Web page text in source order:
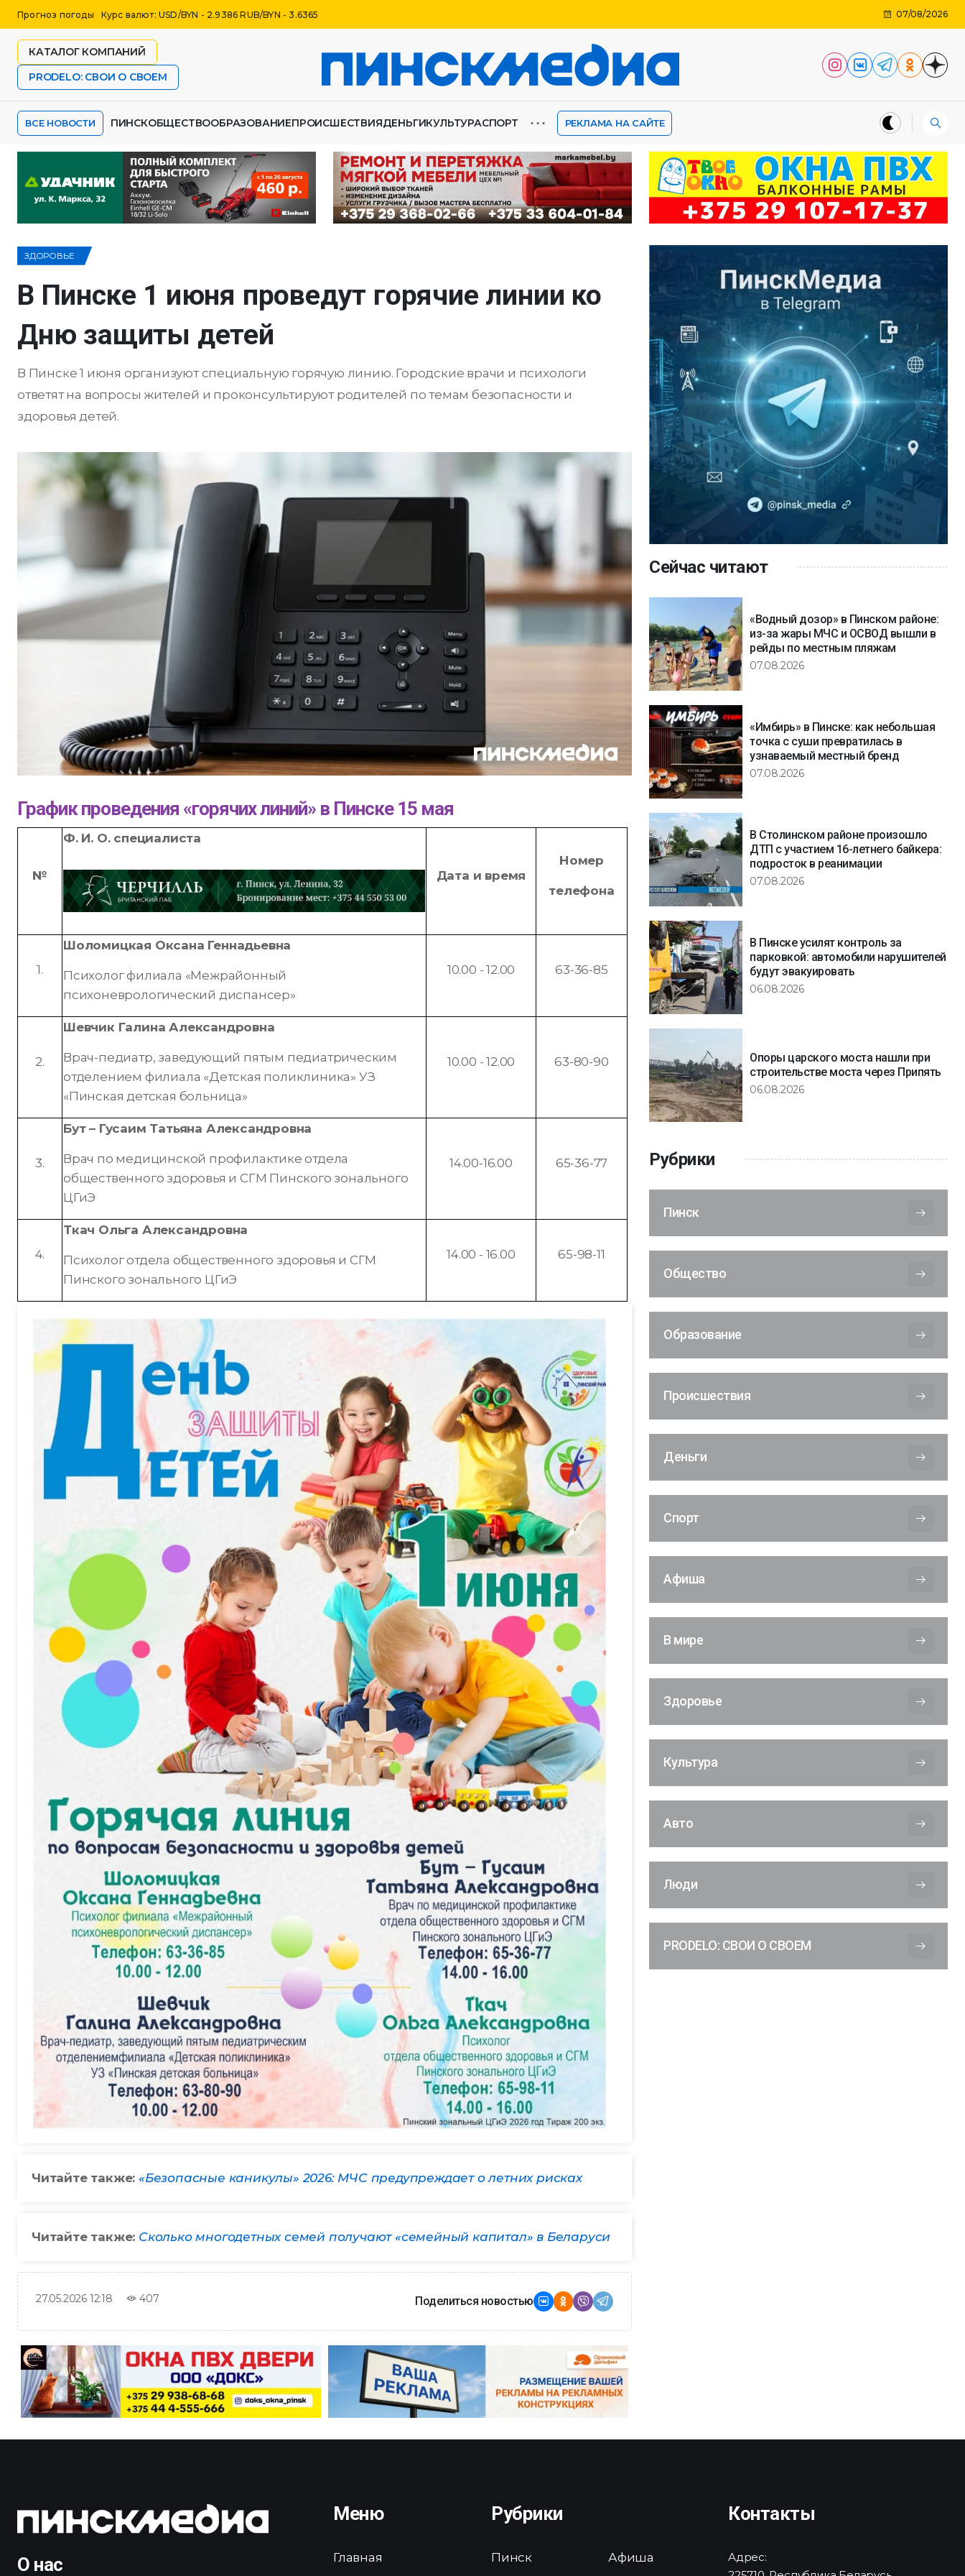
Прогноз погоды Курс валют: USD/BYN - 2.9386 RUB/BYN - 3.6365 07/08/2026
КАТАЛОГ КОМПАНИЙ
PRODELO: СВОИ О СВОЕМ
ВСЕ НОВОСТИ ПИНСКОБЩЕСТВООБРАЗОВАНИЕПРОИСШЕСТВИЯДЕНЬГИКУЛЬТУРАСПОРТ ⋯ РЕКЛАМА НА САЙТЕ
ЗДОРОВЬЕ
В Пинске 1 июня проведут горячие линии ко
Дню защиты детей
В Пинске 1 июня организуют специальную горячую линию. Городские врачи и психологи
ответят на вопросы жителей и проконсультируют родителей по темам безопасности и
здоровья детей.
График проведения «горячих линий» в Пинске 15 мая
№
Ф. И. О. специалиста
Дата и время
Номер
телефона
1.
Шоломицкая Оксана Геннадьевна
Психолог филиала «Межрайонный
психоневрологический диспансер»
10.00 - 12.00 63-36-85
2.
Шевчик Галина Александровна
Врач-педиатр, заведующий пятым педиатрическим
отделением филиала «Детская поликлиника» УЗ
«Пинская детская больница»
10.00 - 12.00 63-80-90
3.
Бут – Гусаим Татьяна Александровна
Врач по медицинской профилактике отдела
общественного здоровья и СГМ Пинского зонального
ЦГиЭ
14.00-16.00 65-36-77
4.
Ткач Ольга Александровна
Психолог отдела общественного здоровья и СГМ
Пинского зонального ЦГиЭ
14.00 - 16.00 65-98-11
Читайте также: «Безопасные каникулы» 2026: МЧС предупреждает о летних рисках
Читайте также: Сколько многодетных семей получают «семейный капитал» в Беларуси
27.05.2026 12:18 407 Поделиться новостью
Сейчас читают
«Водный дозор» в Пинском районе:
из-за жары МЧС и ОСВОД вышли в
рейды по местным пляжам
07.08.2026
«Имбирь» в Пинске: как небольшая
точка с суши превратилась в
узнаваемый местный бренд
07.08.2026
В Столинском районе произошло
ДТП с участием 16-летнего байкера:
подросток в реанимации
07.08.2026
В Пинске усилят контроль за
парковкой: автомобили нарушителей
будут эвакуировать
06.08.2026
Опоры царского моста нашли при
строительстве моста через Припять
06.08.2026
Рубрики
Пинск
Общество
Образование
Происшествия
Деньги
Спорт
Афиша
В мире
Здоровье
Культура
Авто
Люди
PRODELO: СВОИ О СВОЕМ
О нас
Меню
Главная
Рубрики
Пинск Афиша
Контакты
Адрес: